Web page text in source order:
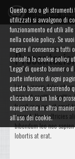
Raffaele
Lorem ipsum dolor sit
quis est sagittis sagittis.
faucibus nunc, sit amet
laoreet. Nunc ultricies
bibendum leo nec
lobortis at erat.
Questo sito o gli
utilizzati si avvalgono di
funzionamento ed utili
nella cookie policy. Se
negare il consenso a tutti
consulta la cookie policy
'Leggi' di questo banner o
parte inferiore di ogni
questo banner, scorrendo
cliccando su un link o
navigazione in altra
all’uso dei cookie.